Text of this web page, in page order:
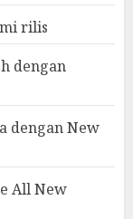
rilis
dengan
dengan New
All New